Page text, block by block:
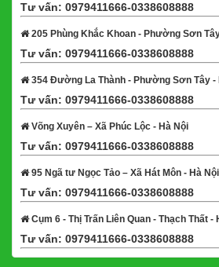
Tư vấn: 0979411666-0338608888
205 Phùng Khắc Khoan - Phường Sơn
Tư vấn: 0979411666-0338608888
354 Đường La Thành - Phường Sơn Tây -
Tư vấn: 0979411666-0338608888
Võng Xuyên – Xã Phúc Lộc - Hà Nội
Tư vấn: 0979411666-0338608888
95 Ngã tư Ngọc Tảo – Xã Hát Môn - Hà Nội
Tư vấn: 0979411666-0338608888
Cụm 6 - Thị Trấn Liên Quan - Thạch Thất -
Tư vấn: 0979411666-0338608888